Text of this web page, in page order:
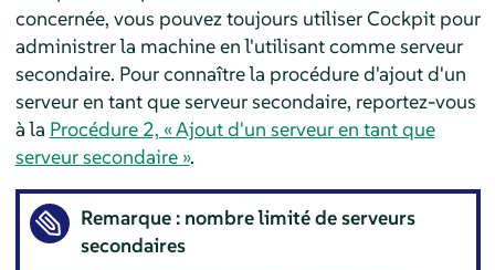
concernée, vous pouvez toujours utiliser Cockpit pour
administrer la machine en l'utilisant comme serveur
secondaire. Pour connaître la procédure d'ajout d'un
serveur en tant que serveur secondaire, reportez-vous
à la Procédure 2, « Ajout d'un serveur en tant que
serveur secondaire ».
Remarque : nombre limité de serveurs
secondaires